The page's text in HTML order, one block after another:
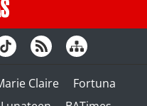
Claire
Fortuna